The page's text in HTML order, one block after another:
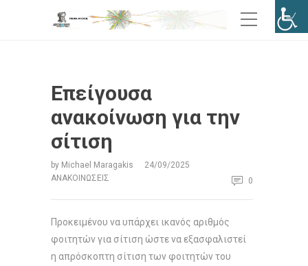
Επείγουσα
ανακοίνωση για την
σίτιση
by Michael Maragakis
24/09/2025
ΑΝΑΚΟΙΝΏΣΕΙΣ
0
Προκειμένου να υπάρχει ικανός αριθμός
φοιτητών για σίτιση ώστε να εξασφαλιστεί
η απρόσκοπτη σίτιση των φοιτητών του